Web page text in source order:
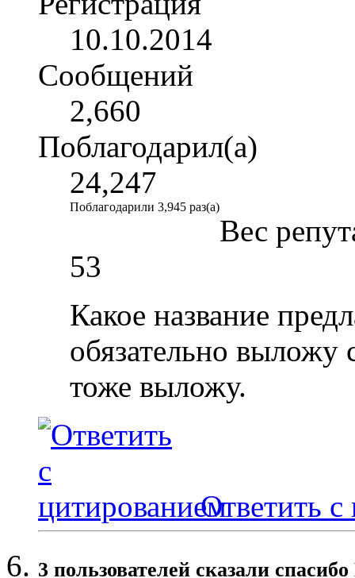
10.10.2014
Сообщений
2,660
Поблагодарил(а)
24,247
Поблагодарили 3,945 раз(а)
Вес
53
Какое название
обязательно
тоже выложу.
Ответить с
3 пользователей сказали